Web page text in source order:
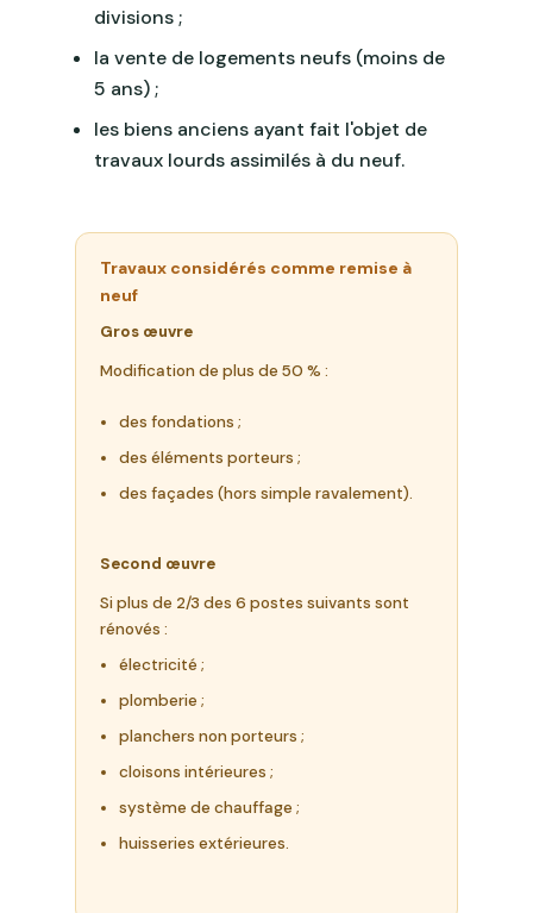
divisions ;
la vente de logements neufs (moins de
5 ans) ;
les biens anciens ayant fait l'objet de
travaux lourds assimilés à du neuf.
Travaux considérés comme remise à
neuf
Gros œuvre
Modification de plus de 50 % :
des fondations ;
des éléments porteurs ;
des façades (hors simple ravalement).
Second œuvre
Si plus de 2/3 des 6 postes suivants sont
rénovés :
électricité ;
plomberie ;
planchers non porteurs ;
cloisons intérieures ;
système de chauffage ;
huisseries extérieures.